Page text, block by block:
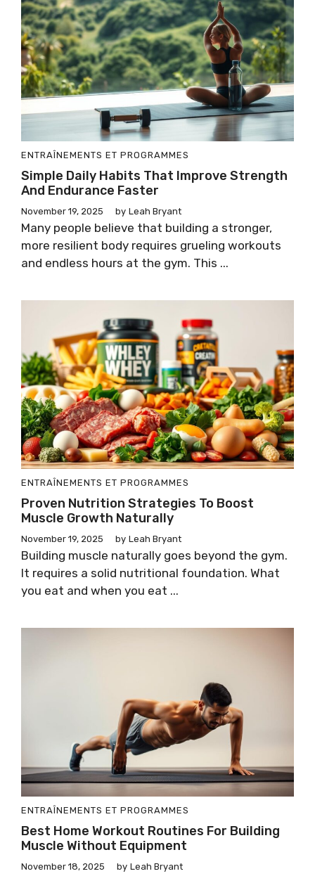
ENTRAÎNEMENTS ET PROGRAMMES
Simple Daily Habits That Improve Strength
And Endurance Faster
November 19, 2025 by Leah Bryant
Many people believe that building a stronger,
more resilient body requires grueling workouts
and endless hours at the gym. This ...
ENTRAÎNEMENTS ET PROGRAMMES
Proven Nutrition Strategies To Boost
Muscle Growth Naturally
November 19, 2025 by Leah Bryant
Building muscle naturally goes beyond the gym.
It requires a solid nutritional foundation. What
you eat and when you eat ...
ENTRAÎNEMENTS ET PROGRAMMES
Best Home Workout Routines For Building
Muscle Without Equipment
November 18, 2025 by Leah Bryant